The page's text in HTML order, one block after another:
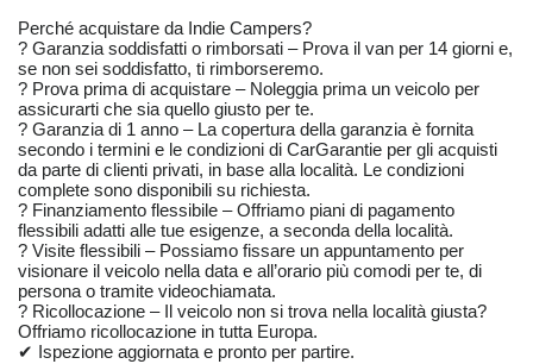
Perché acquistare da Indie Campers?
? Garanzia soddisfatti o rimborsati – Prova il van per 14 giorni e,
se non sei soddisfatto, ti rimborseremo.
? Prova prima di acquistare – Noleggia prima un veicolo per
assicurarti che sia quello giusto per te.
? Garanzia di 1 anno – La copertura della garanzia è fornita
secondo i termini e le condizioni di CarGarantie per gli acquisti
da parte di clienti privati, in base alla località. Le condizioni
complete sono disponibili su richiesta.
? Finanziamento flessibile – Offriamo piani di pagamento
flessibili adatti alle tue esigenze, a seconda della località.
? Visite flessibili – Possiamo fissare un appuntamento per
visionare il veicolo nella data e all’orario più comodi per te, di
persona o tramite videochiamata.
? Ricollocazione – Il veicolo non si trova nella località giusta?
Offriamo ricollocazione in tutta Europa.
✔ Ispezione aggiornata e pronto per partire.